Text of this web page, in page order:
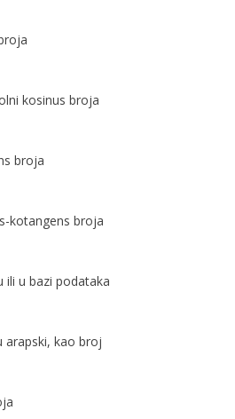
kosinus broja
broja
kotangens broja
ili u bazi podataka
arapski, kao broj